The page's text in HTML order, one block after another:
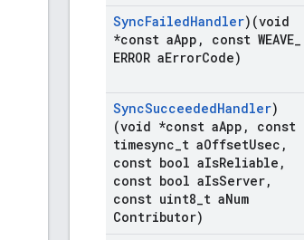
SyncFailedHandler)(void
*const aApp , const WEAVE
ERROR aErrorCode)
SyncSucceededHandler)
(void *const aApp ,
const
timesync t aOffsetUsec ,
const bool aIsReliable ,
const bool aIsServer,
const uint8 t aNum
Contributor)